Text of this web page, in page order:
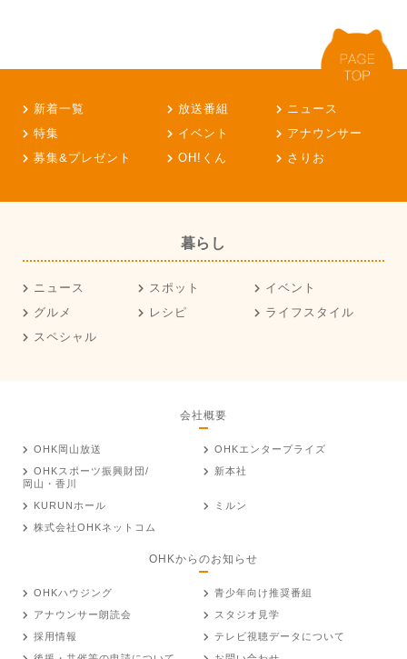
新着一覧 放送番組
ニュース
特集
イベント
アナウンサー
募集&プレゼント
OH!くん さりお
暮らし
ニュース スポット
イベント
グルメ
レシピ
ライフスタイル
スペシャル
会社概要
OHK岡山放送
OHKエンタープライズ
OHKスポーツ振興財団/
岡山・香川
新本社
KURUNホール
ミルン
株式会社OHKネットコム
OHKからのお知らせ
OHKハウジング
青少年向け推奨番組
アナウンサー朗読会
スタジオ見学
採用情報
テレビ視聴データについて